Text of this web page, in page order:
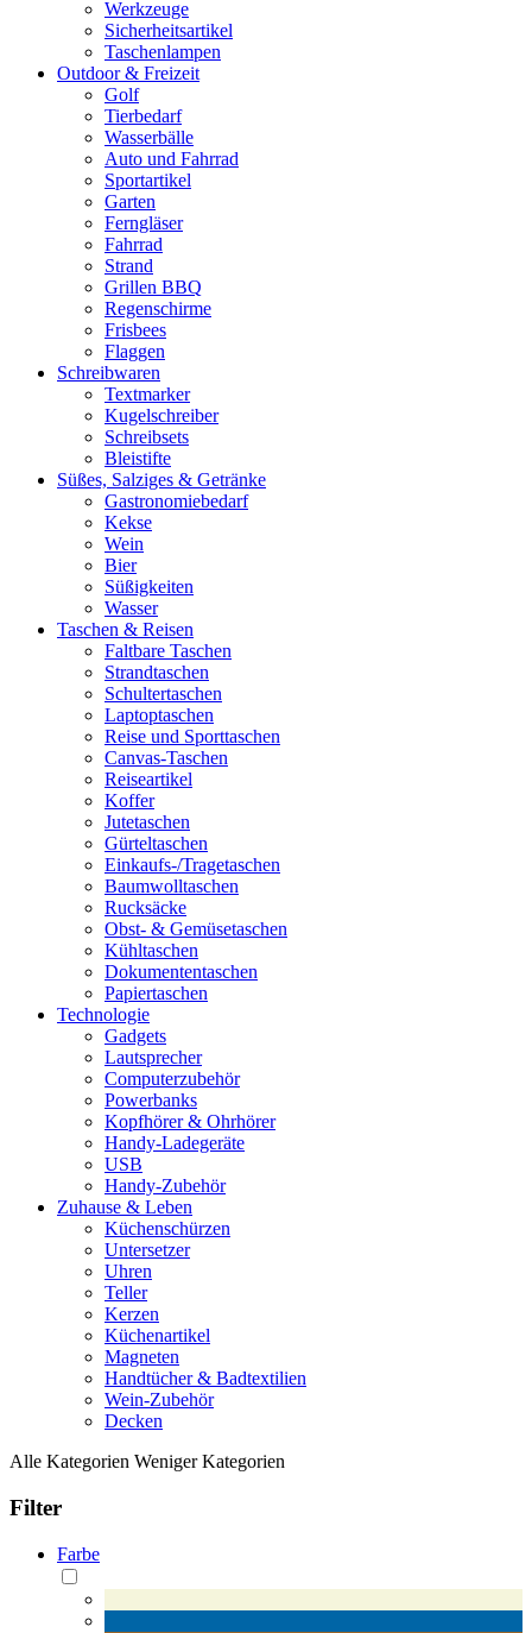
Werkzeuge
Sicherheitsartikel
Taschenlampen
Outdoor & Freizeit
Golf
Tierbedarf
Wasserbälle
Auto und Fahrrad
Sportartikel
Garten
Ferngläser
Fahrrad
Strand
Grillen BBQ
Regenschirme
Frisbees
Flaggen
Schreibwaren
Textmarker
Kugelschreiber
Schreibsets
Bleistifte
Süßes, Salziges & Getränke
Gastronomiebedarf
Kekse
Wein
Bier
Süßigkeiten
Wasser
Taschen & Reisen
Faltbare Taschen
Strandtaschen
Schultertaschen
Laptoptaschen
Reise und Sporttaschen
Canvas-Taschen
Reiseartikel
Koffer
Jutetaschen
Gürteltaschen
Einkaufs-/Tragetaschen
Baumwolltaschen
Rucksäcke
Obst- & Gemüsetaschen
Kühltaschen
Dokumententaschen
Papiertaschen
Technologie
Gadgets
Lautsprecher
Computerzubehör
Powerbanks
Kopfhörer & Ohrhörer
Handy-Ladegeräte
USB
Handy-Zubehör
Zuhause & Leben
Küchenschürzen
Untersetzer
Uhren
Teller
Kerzen
Küchenartikel
Magneten
Handtücher & Badtextilien
Wein-Zubehör
Decken
Alle Kategorien Weniger Kategorien
Filter
Farbe